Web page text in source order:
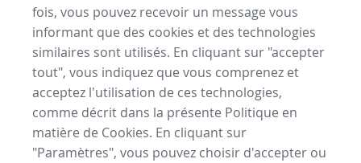
fois, vous pouvez recevoir un message vous
informant que des cookies et des technologies
similaires sont utilisés. En cliquant sur "accepter
tout", vous indiquez que vous comprenez et
acceptez l'utilisation de ces technologies,
comme décrit dans la présente Politique en
matière de Cookies. En cliquant sur
"Paramètres", vous pouvez choisir d'accepter ou